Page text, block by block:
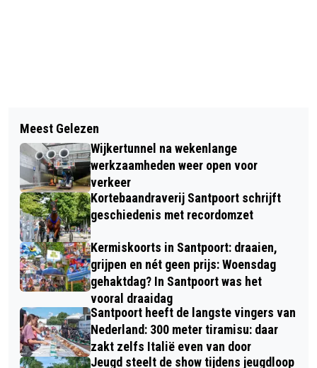
VANDAAG IN HET DUIN #42: OP ZOEK
NAAR DE DODAARS
IJMOND-GEMEENTEN STARTEN PROEF
MET GEZONDHEIDSGESPREKKEN
VOOR CHRONISCH ZIEKEN
Meest Gelezen
Wijkertunnel na wekenlange
werkzaamheden weer open voor
verkeer
Kortebaandraverij Santpoort schrijft
geschiedenis met recordomzet
Kermiskoorts in Santpoort: draaien,
grijpen en nét geen prijs: Woensdag
gehaktdag? In Santpoort was het
vooral draaidag
Santpoort heeft de langste vingers van
Nederland: 300 meter tiramisu: daar
zakt zelfs Italië even van door
Jeugd steelt de show tijdens jeugdloop